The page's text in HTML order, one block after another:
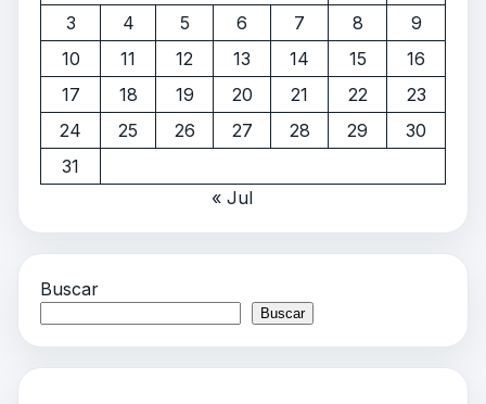
3
4 5 6 7 8
9
10
11 12 13 14 15
16
17
18 19 20 21 22
23
24
25 26 27 28 29
30
31
« Jul
Buscar
Buscar